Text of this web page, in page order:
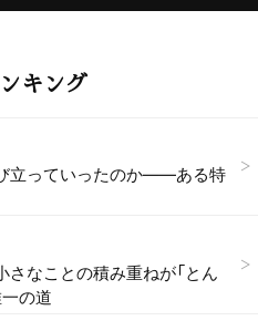
キング
立っていったのか——ある特
なことの積み重ねが「とん
の道